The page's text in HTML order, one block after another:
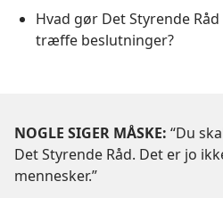
Hvad gør Det Styrende
træffe beslutninger?
NOGLE SIGER MÅSKE: “Du
Det Styrende Råd. Det er jo
mennesker.”